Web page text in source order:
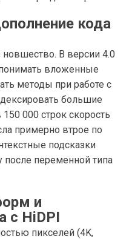
кода
В версии 4.0
вложенные
методы при работе с
большие
000 строк скорость
примерно втрое по
подсказки
после переменной типа
и
с HiDPI
пикселей (4K,